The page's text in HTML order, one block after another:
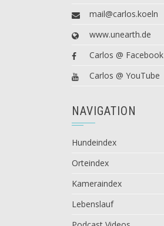
mail@carlos.koeln
www.unearth.de
Carlos @ Facebook
Carlos @ YouTube
NAVIGATION
Hundeindex
Orteindex
Kameraindex
Lebenslauf